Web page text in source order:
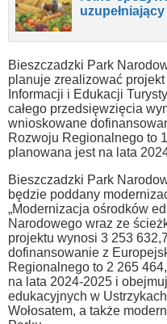
Bieszczadzki Park
planuje zrealizować
Informacji i Edukacji
całego przedsięwzięcia
wnioskowane
Rozwoju Regionalnego to
planowana jest na lata
Bieszczadzki Park
będzie poddany
„Modernizacja ośrodków
Narodowego wraz ze
projektu wynosi 3 253
dofinansowanie z
Regionalnego to 2 265
na lata 2024-2025 i
edukacyjnych w
Wołosatem, a także